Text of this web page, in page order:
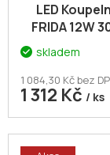
LED
FRIDA 12W
skladem
1 084,30 Kč bez
1 312 Kč / ks